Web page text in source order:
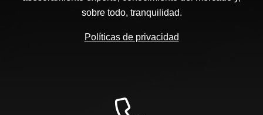
sobre todo, tranquilidad.
Políticas de privacidad